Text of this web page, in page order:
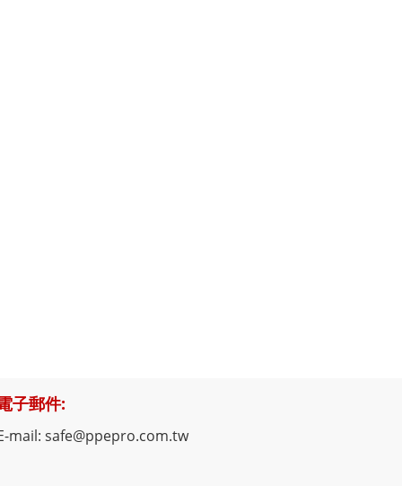
子郵件:
mail: safe@ppepro.com.tw